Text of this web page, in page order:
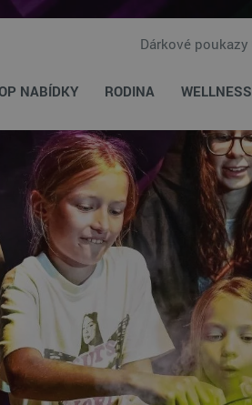
Dárkové poukazy
NABÍDKY RODINA WELLNESS